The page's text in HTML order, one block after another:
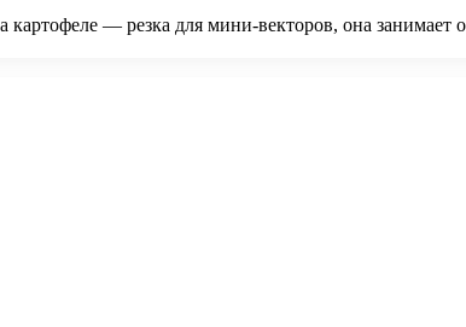
картофеле — резка для мини-векторов, она занимает